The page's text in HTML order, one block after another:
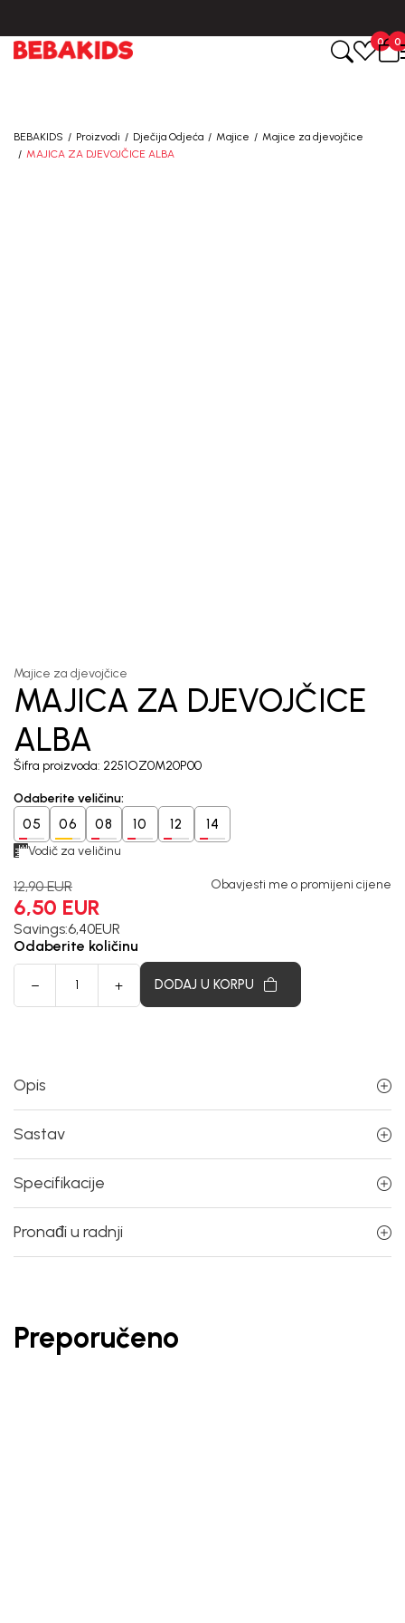
0 0
BEBAKIDS Proizvodi Dječija Odjeća Majice
Majice za djevojčice
MAJICA ZA DJEVOJČICE ALBA
Majice za djevojčice
MAJICA ZA DJEVOJČICE
ALBA
Šifra proizvoda: 2251OZ0M20P00
Odaberite veličinu:
05 06 08 10 12 14
Vodič za veličinu
12,90 EUR
6,50 EUR
Savings:6,40EUR
Obavjesti me o promijeni cijene
Odaberite količinu
DODAJ U KORPU
Opis
Sastav
Specifikacije
Pronađi u radnji
Preporučeno